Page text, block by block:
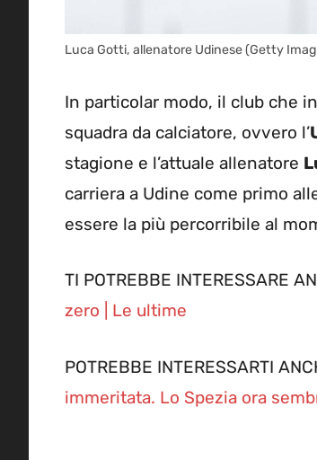
Luca Gotti, allenatore Udinese (Getty
In particolar modo, il club che
squadra da calciatore, ovvero l’
stagione e l’attuale allenatore
carriera a Udine come primo
essere la più percorribile al
TI POTREBBE INTERESSARE
zero | Le ultime
POTREBBE INTERESSARTI
immeritata. Lo Spezia ora